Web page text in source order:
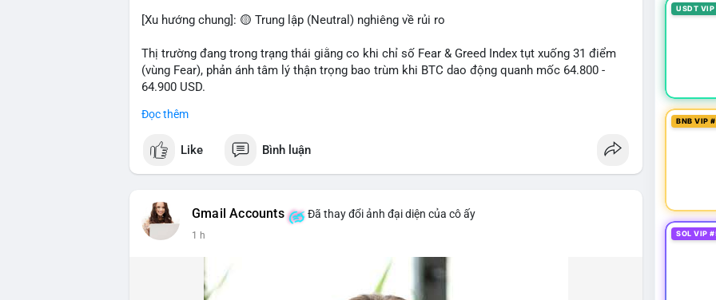
[Xu hướng chung]: 🟡 Trung lập (Neutral) nghiêng về rủi ro
Thị trường đang trong trạng thái giằng co khi chỉ số Fear & Greed Index tụt xuống 31 điểm
(vùng Fear), phản ánh tâm lý thận trọng bao trùm khi BTC dao động quanh mốc 64.800 -
64.900 USD.
- Thị trường & Giá cả: Hoạt động cá voi diễn ra mạnh mẽ với 7 giao dịch BTC lớn được ghi
BTC (5,89 triệu USD) và 89,97 BTC (5,82 triệu USD), cho thấy các tổ chức lớn đang tái cơ
cấu danh mục. Tuy nhiên, funding rate BTC chỉ ở mức 0,0043% với tổng thanh lý 24h đạt 6,16
- DeFi & Công nghệ: Tổng TVL DeFi đạt 143,06 tỷ USD, gần như đứng yên (tăng 0,14%).
Ethereum dẫn đầu với 41,85 tỷ USD nhưng tốc độ tăng trưởng chậm lại. Trong khi đó, tổng
vốn hóa Stablecoin đạt 306,95 tỷ USD, cho thấy nhà đầu tư đang giữ tiền mặt chờ đợi.
BTCPay Foundation xác nhận các node Lightning bị rút tiền và đã chặn truy cập từ xa để
Đọc thêm
Like Bình luận
Gmail Accounts Đã thay đổi ảnh đại diện của cô ấy
1 h
USDT
BNB VIP
SOL VIP